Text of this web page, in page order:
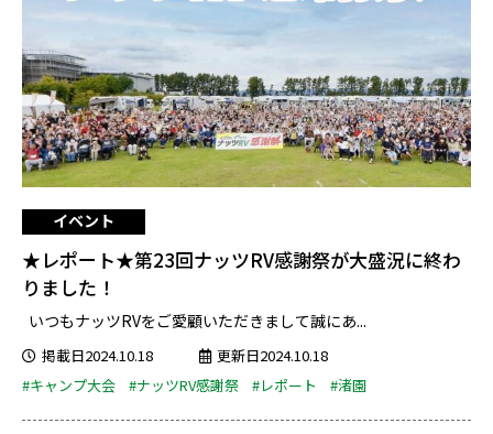
イベント
★レポート★第23回ナッツRV感謝祭が大盛況に終わ
りました！
いつもナッツRVをご愛顧いただきまして誠にあ...
掲載日2024.10.18
更新日2024.10.18
#キャンプ大会
#ナッツRV感謝祭 #レポート #渚園